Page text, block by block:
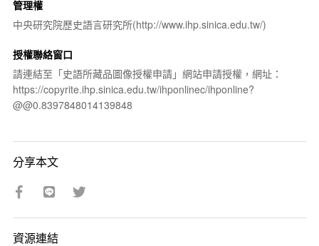
管理權
中央研究院歷史語言研究所(http://www.ihp.sinica.edu.tw/)
授權聯絡窗口
請連結至「史語所藏品圖像授權申請」網站申請授權，網址：
https://copyrite.ihp.sinica.edu.tw/ihponlinec/ihponline?
@@0.8397848014139848
分享本文
資源連結